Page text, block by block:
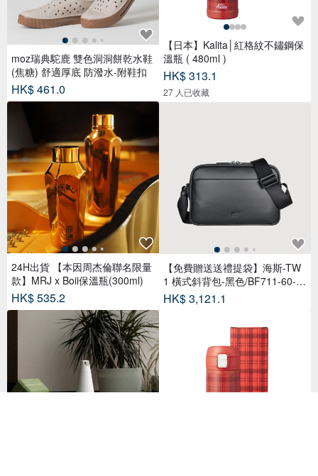
moz瑞典駝鹿 雙色洞洞餅乾水鞋
(焦糖) 舒適厚底 防潑水-附鞋扣
HK$ 461.0
24H出貨 【本因周杰倫聯名限量
款】MRJ x Boii保溫瓶(300ml)
HK$ 535.2
【日本】Kalita│紅格紋不鏽鋼保
溫瓶 ( 480ml )
HK$ 313.1
27 人已收藏
【免費贈送送禮提袋】海斯-TW
1 橫式斜背包-黑色/BF711-60-B
K
HK$ 3,121.1